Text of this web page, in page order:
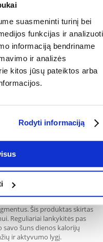
suasmeninti turinį bei
funkcijas ir analizuoti
informaciją bendriname
ir analizės
kitos jūsų pateiktos arba
Rodyti informaciją
odos?
todėl jie lengvai
praturtinti vitaminais ir
kalorijų per dieną.
už šuns burną.
ypač jei yra žinoma, kad jis
šviežio geriamojo vandens ir
Šis produktas skirtas
Reguliariai lankykitės pas
šuns dienos kalorijų
ir aktyvumo lygį.